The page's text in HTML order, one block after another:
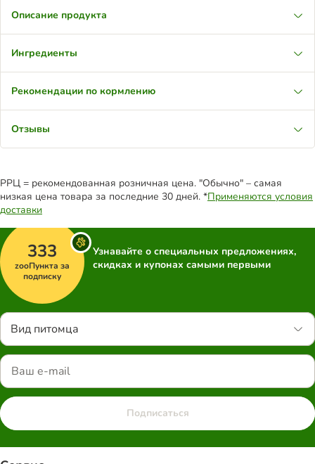
Описание продукта
Ингредиенты
Рекомендации по кормлению
Отзывы
РРЦ = рекомендованная розничная цена. "Обычно" – самая
низкая цена товара за последние 30 дней. *Применяются условия
доставки
333
zooПункта за
подписку
Узнавайте о специальных предложениях,
скидках и купонах самыми первыми
Вид питомца
Подписаться